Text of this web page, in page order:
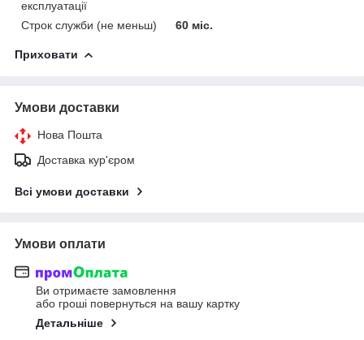
експлуатації
Строк служби (не меньш) 60 міс.
Приховати
Умови доставки
Нова Пошта
Доставка кур'єром
Всі умови доставки
Умови оплати
Ви отримаєте замовлення
або гроші повернуться на вашу картку
Детальніше